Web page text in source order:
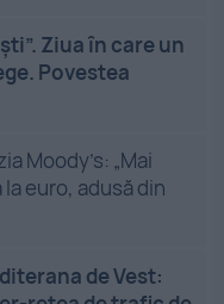
Ziua în care un
Povestea
Moody’s: „Mai
la euro, adusă din
de Vest: